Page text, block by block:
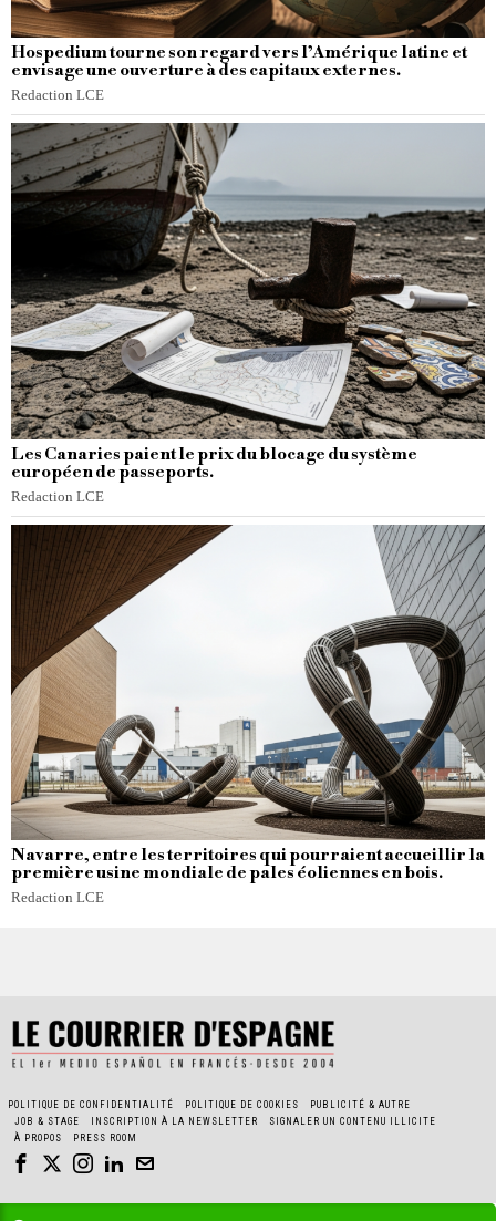
Hospedium tourne son regard vers l’Amérique latine et
envisage une ouverture à des capitaux externes.
Redaction LCE
Les Canaries paient le prix du blocage du système
européen de passeports.
Redaction LCE
Navarre, entre les territoires qui pourraient accueillir la
première usine mondiale de pales éoliennes en bois.
Redaction LCE
POLITIQUE DE CONFIDENTIALITÉ POLITIQUE DE COOKIES
PUBLICITÉ & AUTRE
JOB & STAGE
INSCRIPTION À LA NEWSLETTER
SIGNALER UN CONTENU ILLICITE
À PROPOS
PRESS ROOM